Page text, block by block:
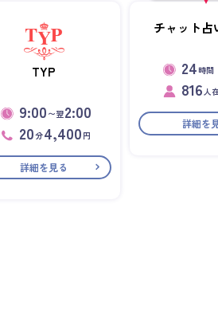
TYP
9:00 〜翌2:00
20分4,400 円
詳細を見る
チャット占
24 時間
816人
詳細を